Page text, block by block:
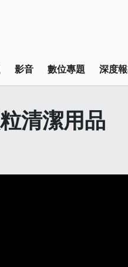
影音 數位專題 深度
清潔用品